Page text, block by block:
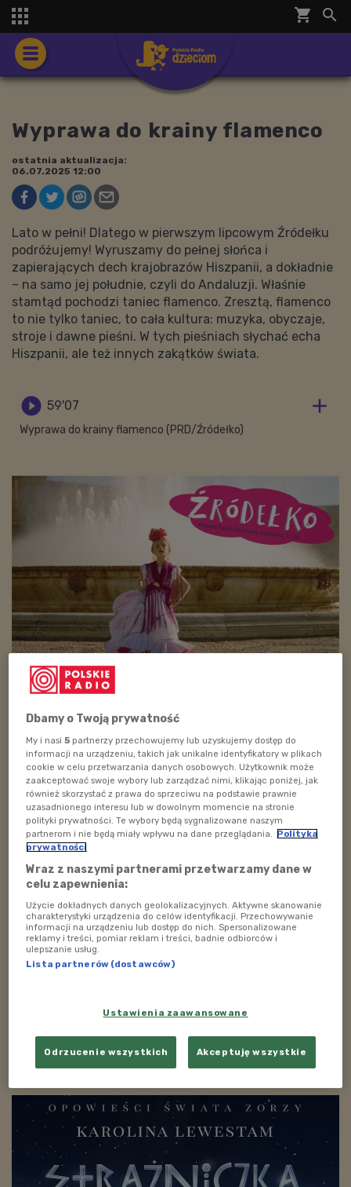
shopping_cart 

Wyprawa do krainy flamenco
ostatnia aktualizacja:
06.07.2025 12:00
Lato w pełni! Dlatego w pierwszym lipcowym Źródełku
podróżujemy! Wyruszamy do pełnej słońca i
zapierających dech krajobrazów Hiszpanii, a dokładnie
– na samo jej południe, czyli do Andaluzji. Właśnie
stamtąd pochodzi taniec flamenco. Zresztą, flamenco
to nie tylko taniec, to cała kultura: muzyka, obyczaje,
stroje i dawne pieśni. W tych pieśniach słychać echa
Hiszpanii, ale też innych zakątków świata.
 59'07 
Wyprawa do krainy flamenco (PRD/Źródełko)
Kraina flamenco
Naszą przewodniczką po Andaluzji była wybitna
tancerka flamenco, Marta Robles. Rozmawialiśmy z nią
o rozmaitych stylach tańca, o instrumentach i innych
ciekawych przedmiotach, które towarzyszą tancerzom
podczas występów. Marta opowiadała nam o rytmie
flamenco i o tym wszystkim, co powinniśmy wiedzieć,
jadąc na wyprawę do Andaluzji.
Poznaliśmy kilka miejsc, które słyną z wielkich fiest,
czyli folklorystycznych imprez, podczas których
tańczy całe miasto. Wyruszymy do Sewilli, tam skąd
odkrywcy wyruszali w dalekie morskie podróże.
Zawitaliśmy też do Grenady, nad którą góruje dostojna
twierdza Alhambra.
Dbamy o Twoją prywatność
My i nasi5 partnerzy przechowujemy lub uzyskujemy dostęp do
informacji na urządzeniu, takich jak unikalne identyfikatory w plikach
cookie w celu przetwarzania danych osobowych. Użytkownik może
zaakceptować swoje wybory lub zarządzać nimi, klikając poniżej, jak
również skorzystać z prawa do sprzeciwu na podstawie prawnie
uzasadnionego interesu lub w dowolnym momencie na stronie
polityki prywatności. Te wybory będą sygnalizowane naszym
partnerom i nie będą miały wpływu na dane przeglądania. Polityka
prywatności
Wraz z naszymi partnerami przetwarzamy dane w
celu zapewnienia:
Użycie dokładnych danych geolokalizacyjnych. Aktywne skanowanie
charakterystyki urządzenia do celów identyfikacji. Przechowywanie
informacji na urządzeniu lub dostęp do nich. Spersonalizowane
reklamy i treści, pomiar reklam i treści, badnie odbiorców i
ulepszanie usług.
Lista partnerów (dostawców)
Ustawienia zaawansowane
Odrzucenie wszystkich Akceptuję wszystkie